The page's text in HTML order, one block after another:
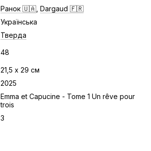
Ранок 🇺🇦 Dargaud 🇫🇷
Українська
Тверда
48
21,5 х 29 см
2025
Emma et Capucine - Tome 1 Un rêve pour
trois
3